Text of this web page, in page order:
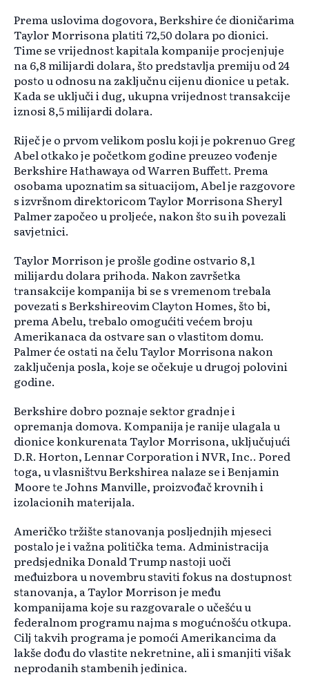
Prema uslovima dogovora, Berkshire će dioničarima
Taylor Morrisona platiti 72,50 dolara po dionici.
Time se vrijednost kapitala kompanije procjenjuje
na 6,8 milijardi dolara, što predstavlja premiju od 24
posto u odnosu na zaključnu cijenu dionice u petak.
Kada se uključi i dug, ukupna vrijednost transakcije
iznosi 8,5 milijardi dolara.
Riječ je o prvom velikom poslu koji je pokrenuo Greg
Abel otkako je početkom godine preuzeo vođenje
Berkshire Hathawaya od Warren Buffett. Prema
osobama upoznatim sa situacijom, Abel je razgovore
s izvršnom direktoricom Taylor Morrisona Sheryl
Palmer započeo u proljeće, nakon što su ih povezali
savjetnici.
Taylor Morrison je prošle godine ostvario 8,1
milijardu dolara prihoda. Nakon završetka
transakcije kompanija bi se s vremenom trebala
povezati s Berkshireovim Clayton Homes, što bi,
prema Abelu, trebalo omogućiti većem broju
Amerikanaca da ostvare san o vlastitom domu.
Palmer će ostati na čelu Taylor Morrisona nakon
zaključenja posla, koje se očekuje u drugoj polovini
godine.
Berkshire dobro poznaje sektor gradnje i
opremanja domova. Kompanija je ranije ulagala u
dionice konkurenata Taylor Morrisona, uključujući
D.R. Horton, Lennar Corporation i NVR, Inc.. Pored
toga, u vlasništvu Berkshirea nalaze se i Benjamin
Moore te Johns Manville, proizvođač krovnih i
izolacionih materijala.
Američko tržište stanovanja posljednjih mjeseci
postalo je i važna politička tema. Administracija
predsjednika Donald Trump nastoji uoči
međuizbora u novembru staviti fokus na dostupnost
stanovanja, a Taylor Morrison je među
kompanijama koje su razgovarale o učešću u
federalnom programu najma s mogućnošću otkupa.
Cilj takvih programa je pomoći Amerikancima da
lakše dođu do vlastite nekretnine, ali i smanjiti višak
neprodanih stambenih jedinica.